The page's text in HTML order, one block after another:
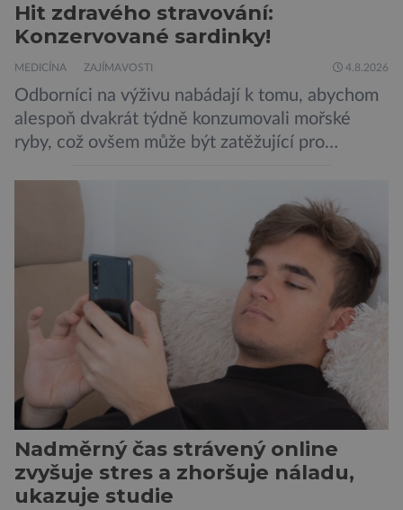
Hit zdravého stravování:
Konzervované sardinky!
MEDICÍNA ZAJÍMAVOSTI 4.8.2026
Odborníci na výživu nabádají k tomu, abychom
alespoň dvakrát týdně konzumovali mořské
ryby, což ovšem může být zatěžující pro
doporučení se nyní staly konzervované
sardinky, které si může dovolit opravdu každý
„Místo toho, aby poskytovaly izolované
mononutrienty, jsou rybí konzervy kompletní
potravinou,“ říká nutriční specialista Colin
Robertson a zdůrazňuje […]
Nadměrný čas strávený online
zvyšuje stres a zhoršuje náladu,
ukazuje studie